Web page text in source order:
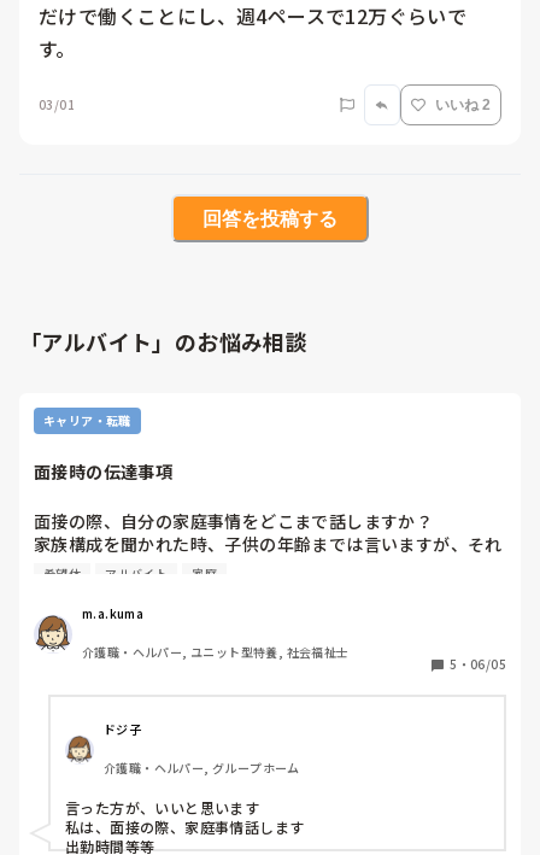
だけで働くことにし、週4ペースで12万ぐらいで
す。
03/01 いいね 2
回答を投稿する
「アルバイト」のお悩み相談
キャリア・転職
面接時の伝達事項
面接の際、自分の家庭事情をどこまで話しますか？
家族構成を聞かれた時、子供の年齢までは言いますが、それ
以外は特に話していません。
が出来ず、学校が休みの時は仕事も休むしかありません。
アルバイトなので希望休が取れるのでわざわざ子供に障害が
あるとか言わなくていいかな…と思いつつ。
伝える必要ってあるのでしょうか？
希望休 アルバイト 家庭
m.a.kuma
介護職・ヘルパー, ユニット型特養, 社会福祉士
5 ・ 06/05
ドジ子
介護職・ヘルパー, グループホーム
言った方が、いいと思います
私は、面接の際、家庭事情話します
出勤時間等等